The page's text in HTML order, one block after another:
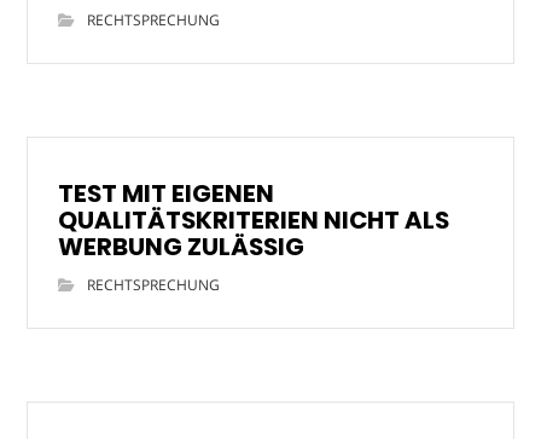
RECHTSPRECHUNG
TEST MIT EIGENEN
QUALITÄTSKRITERIEN NICHT ALS
WERBUNG ZULÄSSIG
RECHTSPRECHUNG